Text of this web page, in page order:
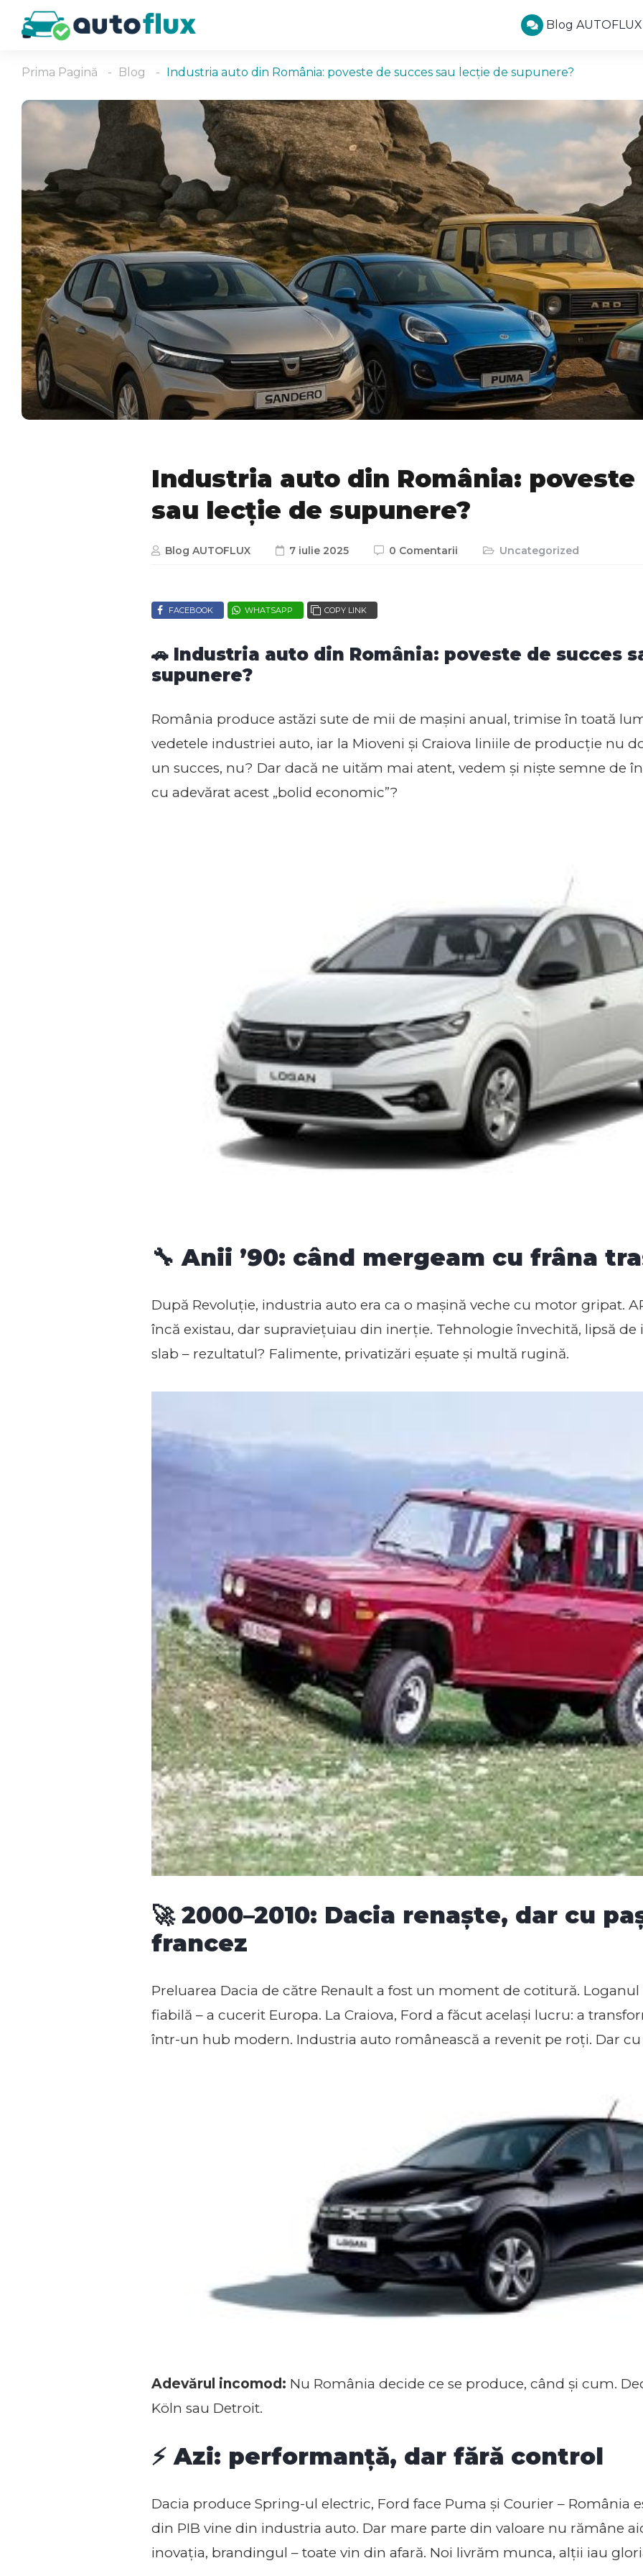
Blog AUTOFLUX
Prima Pagină Blog Industria auto din România: poveste de succes sau lecție de supunere?
Industria auto din România: poveste
sau lecție de supunere?
Blog AUTOFLUX 7 iulie 2025 0 Comentarii Uncategorized
FACEBOOK WHATSAPP COPY LINK
🚗 Industria auto din România: poveste de succes
supunere?
România produce astăzi sute de mii de mașini anual, trimise în toată
vedetele industriei auto, iar la Mioveni și Craiova liniile de producție nu
un succes, nu? Dar dacă ne uităm mai atent, vedem și niște semne de
cu adevărat acest „bolid economic”?
🔧 Anii ’90: când mergeam cu frâna
După Revoluție, industria auto era ca o mașină veche cu motor gripat.
încă existau, dar supraviețuiau din inerție. Tehnologie învechită, lipsă
slab – rezultatul? Falimente, privatizări eșuate și multă rugină.
🚀 2000–2010: Dacia renaște, dar cu
francez
Preluarea Dacia de către Renault a fost un moment de cotitură.
fiabilă – a cucerit Europa. La Craiova, Ford a făcut același lucru: a
într-un hub modern. Industria auto românească a revenit pe roți. Dar
Adevărul incomod: Nu România decide ce se produce, când și cum.
Köln sau Detroit.
⚡ Azi: performanță, dar fără control
Dacia produce Spring-ul electric, Ford face Puma și Courier – România
din PIB vine din industria auto. Dar mare parte din valoare nu rămâne
inovația, brandingul – toate vin din afară. Noi livrăm munca, alții iau